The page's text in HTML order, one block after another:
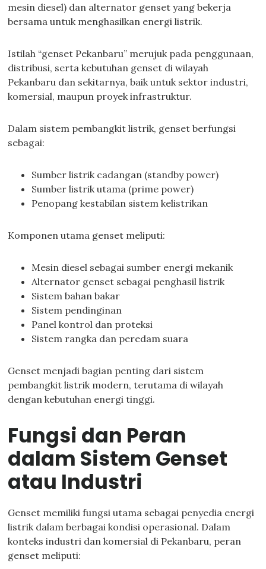
mesin diesel) dan alternator genset yang bekerja
bersama untuk menghasilkan energi listrik.
Istilah “genset Pekanbaru” merujuk pada penggunaan,
distribusi, serta kebutuhan genset di wilayah
Pekanbaru dan sekitarnya, baik untuk sektor industri,
komersial, maupun proyek infrastruktur.
Dalam sistem pembangkit listrik, genset berfungsi
sebagai:
Sumber listrik cadangan (standby power)
Sumber listrik utama (prime power)
Penopang kestabilan sistem kelistrikan
Komponen utama genset meliputi:
Mesin diesel sebagai sumber energi mekanik
Alternator genset sebagai penghasil listrik
Sistem bahan bakar
Sistem pendinginan
Panel kontrol dan proteksi
Sistem rangka dan peredam suara
Genset menjadi bagian penting dari sistem
pembangkit listrik modern, terutama di wilayah
dengan kebutuhan energi tinggi.
Fungsi dan Peran
dalam Sistem Genset
atau Industri
Genset memiliki fungsi utama sebagai penyedia energi
listrik dalam berbagai kondisi operasional. Dalam
konteks industri dan komersial di Pekanbaru, peran
genset meliputi: